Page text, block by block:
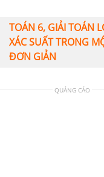
TOÁN 6, GIẢI TOÁN
XÁC SUẤT TRONG
ĐƠN GIẢN
QUẢNG CÁO